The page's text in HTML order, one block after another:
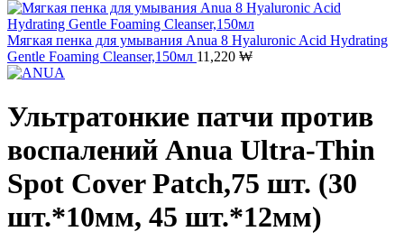
Мягкая пенка для умывания Anua 8 Hyaluronic Acid Hydrating
Gentle Foaming Cleanser,150мл 11,220 ₩
Ультратонкие патчи против
воспалений Anua Ultra-Thin
Spot Cover Patch,75 шт. (30
шт.*10мм, 45 шт.*12мм)